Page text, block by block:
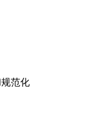
范化